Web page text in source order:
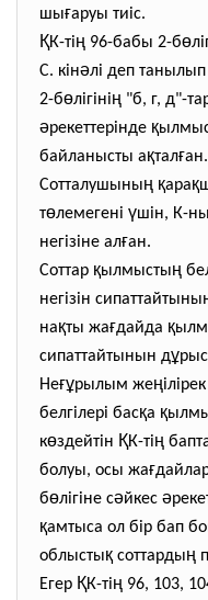
шығаруы тиіс.
ҚК-тің 96-бабы 2-бө
С. кінәлі деп танылып
2-бөлігінің "б, г, д"-
әрекеттерінде қ
байланысты ақталған.
Сотталушының қарақ
төлемегені үшін, К-ны
негізіне алған.
Соттар қылмыстың
негізін
нақты жағдайда қ
сипаттайтынын дұ
Неғұрылым жең
белгілері басқа қ
көздейтін ҚК-тің
болуы, осы жағ
бөлігіне сәйкес ә
қамтыса ол бір бап
облыстық соттардың
Егер ҚК-тің 96, 103,